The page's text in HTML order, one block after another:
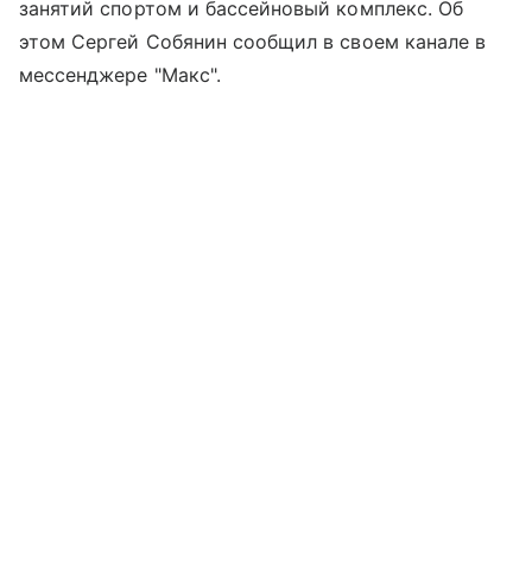
занятий спортом и бассейновый комплекс. Об
этом Сергей Собянин сообщил в своем канале в
мессенджере "Макс".